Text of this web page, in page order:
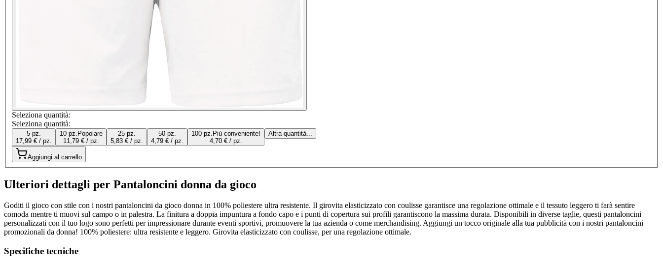
Seleziona quantità:
Seleziona quantità:
5 pz.
17,99 € / pz.
10 pz. Popolare
11,79 € / pz.
25 pz.
5,83 € / pz.
50 pz.
4,79 € / pz.
100 pz. Più conveniente!
4,70 € / pz.
Altra quantità...
Aggiungi al carrello
Ulteriori dettagli per Pantaloncini donna da gioco
Goditi il gioco con stile con i nostri pantaloncini da gioco donna in 100% poliestere ultra resistente. Il girovita elasticizzato con coulisse garantisce una regolazione ottimale e il tessuto leggero ti farà sentire
comoda mentre ti muovi sul campo o in palestra. La finitura a doppia impuntura a fondo capo e i punti di copertura sui profili garantiscono la massima durata. Disponibili in diverse taglie, questi pantaloncini
personalizzati con il tuo logo sono perfetti per impressionare durante eventi sportivi, promuovere la tua azienda o come merchandising. Aggiungi un tocco originale alla tua pubblicità con i nostri pantaloncini
promozionali da donna! 100% poliestere: ultra resistente e leggero. Girovita elasticizzato con coulisse, per una regolazione ottimale.
Specifiche tecniche